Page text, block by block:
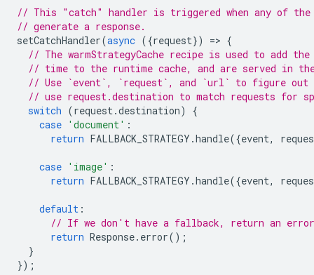
// This "catch" handler is triggered when any of
// generate a response.
setCatchHandler(async ({request}) => {
// The warmStrategyCache recipe is used to add
// time to the runtime cache, and are served in
// Use `event`, `request`, and `url` to figure out
// use request.destination to match requests for
switch (request.destination)
{
case 'document' :
return FALLBACK_STRATEGY .handle({event,
case 'image' :
return FALLBACK_STRATEGY .handle({event,
default :
// If we don't have a fallback, return an error
return Response. error();
}
});